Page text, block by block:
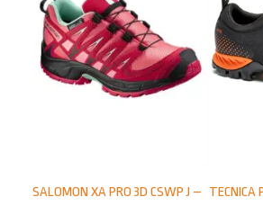
SALOMON XA PRO 3D CSWP J –